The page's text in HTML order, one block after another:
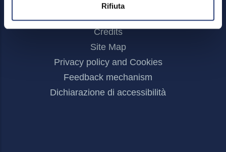
Rifiuta
Menu
Credits
Site Map
Privacy policy and Cookies
Feedback mechanism
Dichiarazione di accessibilità